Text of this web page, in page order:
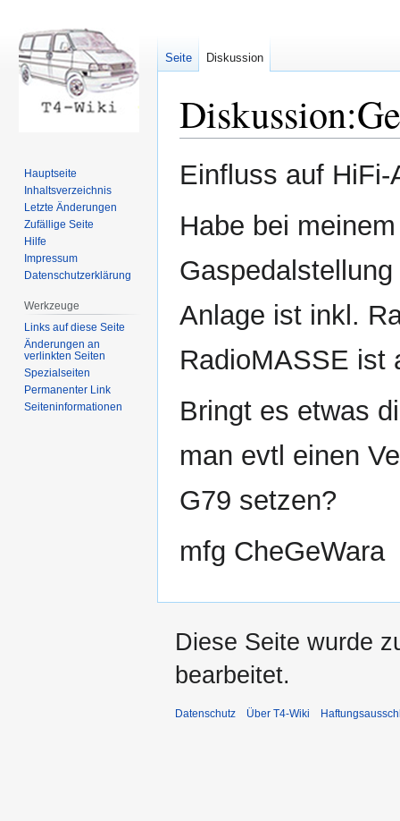
Diskussion:
Zur
Navigation
Zur
Suche
Einfluss auf HiFi-
Habe bei
Anlage ist inkl.
RadioMASSE ist
Bringt es etwas
man evtl einen
G79 setzen?
mfg CheGeWara
Seite Diskussion
Hauptseite
Inhaltsverzeichnis
Letzte Änderungen
Zufällige Seite
Hilfe
Impressum
Datenschutzerklärung
Werkzeuge
Links auf diese Seite
Änderungen an
verlinkten Seiten
Spezialseiten
Permanenter Link
Seiten­informationen
Diese Seite wurde
bearbeitet.
Datenschutz Über T4-Wiki